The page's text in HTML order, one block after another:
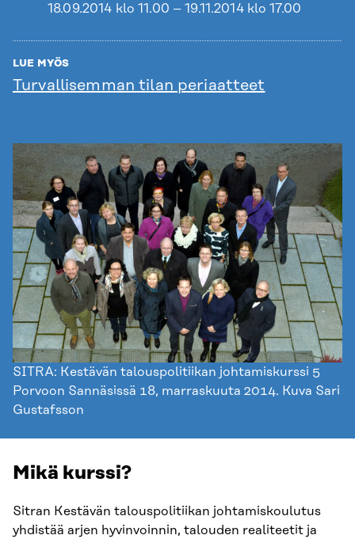
18.09.2014 klo 11.00 – 19.11.2014 klo 17.00
LUE MYÖS
Turvallisemman tilan periaatteet
SITRA: Kestävän talouspolitiikan johtamiskurssi 5
Porvoon Sannäsissä 18, marraskuuta 2014. Kuva Sari
Gustafsson
Mikä kurssi?
Sitran Kestävän talouspolitiikan johtamiskoulutus
yhdistää arjen hyvinvoinnin, talouden realiteetit ja